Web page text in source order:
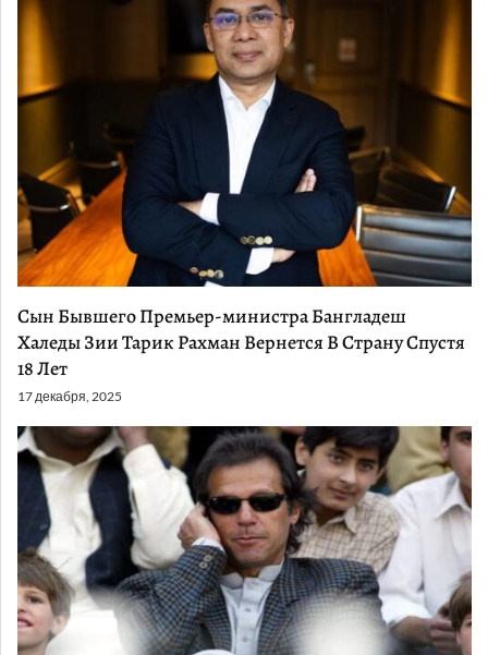
Сын Бывшего Премьер-министра Бангладеш
Халеды Зии Тарик Рахман Вернется В Страну Спустя
18 Лет
17 декабря, 2025